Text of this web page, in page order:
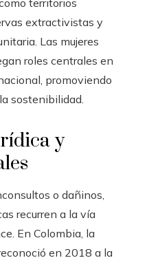
territorios
extractivistas y
Las mujeres
roles centrales en
promoviendo
sostenibilidad.
y
o dañinos,
recurren a la vía
En Colombia, la
en 2018 a la